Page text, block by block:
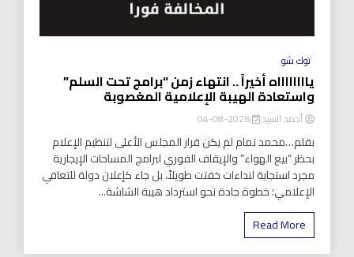
توك شو
يااااااااه أخيراً .. انتهاء زمن “برامج تحت السلم”
واستعادة الهيبة الإعلامية المغصوبة
أحمد السيد 2026-08-04
بقلم…محمد تمام لم يكن قرار المجلس الأعلى لتنظيم الإعلام
بحظر “بيع الهواء” والإيقاف الفوري لبرامج المساحات الإيجارية
مجرد استجابة لنداءات خفتت طويلاً، بل جاء كإعلان دولة للتعافي
الإعلامي؛ خطوة جادة نحو استرداد هيبة الشاشة...
Read More